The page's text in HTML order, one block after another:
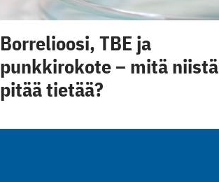
Borrelioosi, TBE ja
punkkirokote – mitä niistä
pitää tietää?